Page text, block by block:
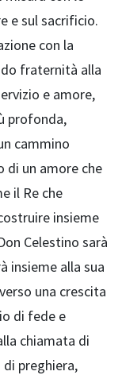
e sul sacrificio.
con la
fraternità alla
e amore,
profonda,
cammino
di un amore che
il Re che
insieme
Celestino sarà
insieme alla sua
una crescita
di fede e
chiamata di
preghiera,